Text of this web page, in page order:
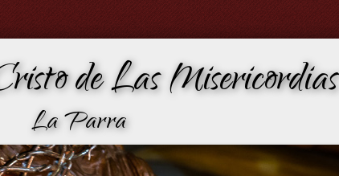
de Las Misericordias
La Parra